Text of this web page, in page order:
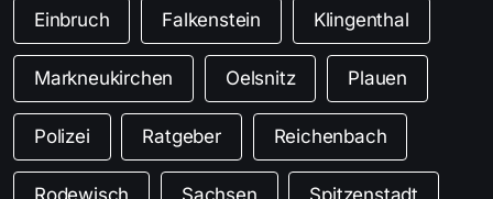
Einbruch Falkenstein Klingenthal
Markneukirchen Oelsnitz Plauen
Polizei Ratgeber Reichenbach
Rodewisch Sachsen Spitzenstadt